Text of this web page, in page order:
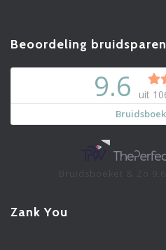
Beoordeling bruidsparen
Bruidsboeket & Zo 9.6
Zank You